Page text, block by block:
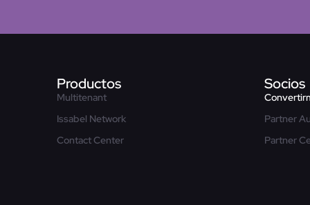
Productos
Multitenant
Issabel Network
Contact Center
Socios
Partner
Partner